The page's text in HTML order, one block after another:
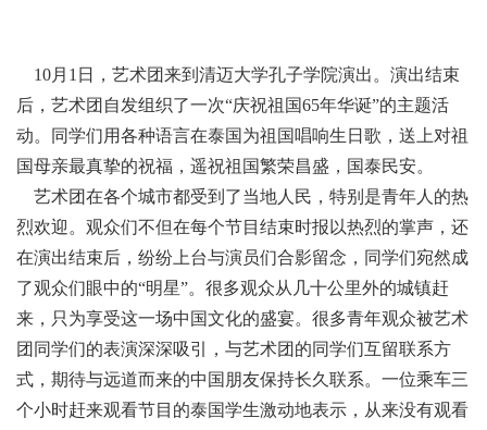
10月1日，艺术团来到清迈大学孔子学院演出。演出结束
后，艺术团自发组织了一次“庆祝祖国65年华诞”的主题活
动。同学们用各种语言在泰国为祖国唱响生日歌，送上对祖
国母亲最真挚的祝福，遥祝祖国繁荣昌盛，国泰民安。
艺术团在各个城市都受到了当地人民，特别是青年人的热
烈欢迎。观众们不但在每个节目结束时报以热烈的掌声，还
在演出结束后，纷纷上台与演员们合影留念，同学们宛然成
了观众们眼中的“明星”。很多观众从几十公里外的城镇赶
来，只为享受这一场中国文化的盛宴。很多青年观众被艺术
团同学们的表演深深吸引，与艺术团的同学们互留联系方
式，期待与远道而来的中国朋友保持长久联系。一位乘车三
个小时赶来观看节目的泰国学生激动地表示，从来没有观看